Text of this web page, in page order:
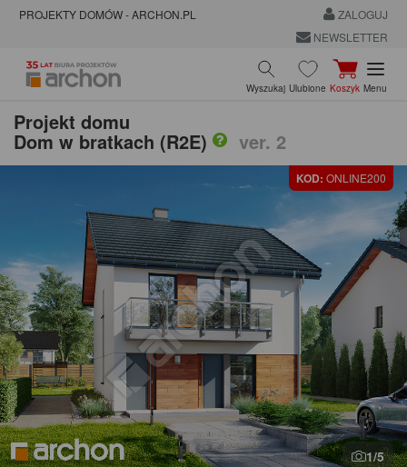
PROJEKTY DOMÓW - ARCHON.PL
ZALOGUJ
NEWSLETTER
Wyszukaj Ulubione Koszyk Menu
Projekt domu
Dom w bratkach (R2E) ver. 2
KOD: ONLINE200
1/5